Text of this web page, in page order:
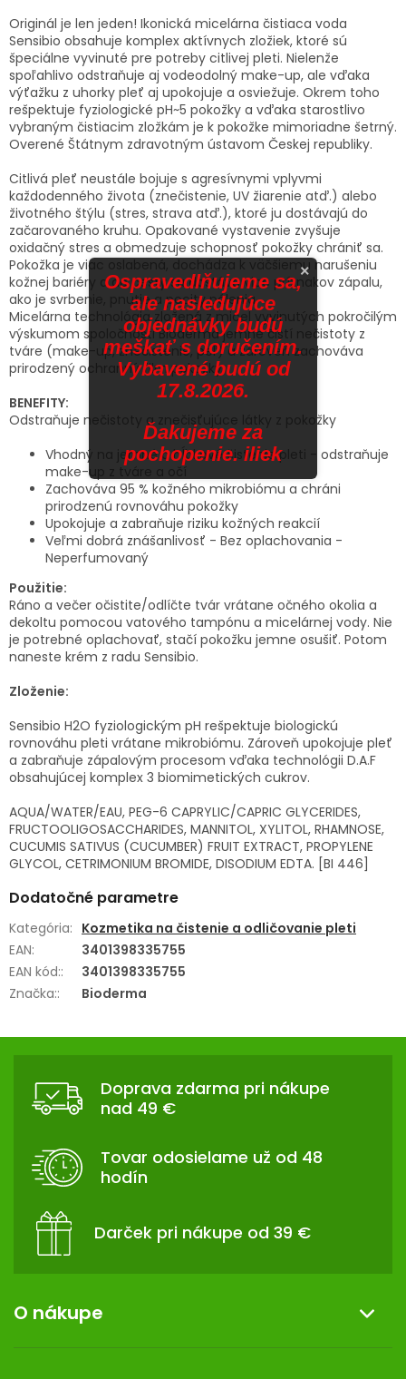
Originál je len jeden! Ikonická micelárna čistiaca voda
Sensibio obsahuje komplex aktívnych zložiek, ktoré sú
špeciálne vyvinuté pre potreby citlivej pleti. Nielenže
spoľahlivo odstraňuje aj vodeodolný make-up, ale vďaka
výťažku z uhorky pleť aj upokojuje a osviežuje. Okrem toho
rešpektuje fyziologické pH~5 pokožky a vďaka starostlivo
vybraným čistiacim zložkám je k pokožke mimoriadne šetrný.
Overené Štátnym zdravotným ústavom Českej republiky.
Citlivá pleť neustále bojuje s agresívnymi vplyvmi
každodenného života (znečistenie, UV žiarenie atď.) alebo
životného štýlu (stres, strava atď.), ktoré ju dostávajú do
začarovaného kruhu. Opakované vystavenie zvyšuje
oxidačný stres a obmedzuje schopnosť pokožky chrániť sa.
Pokožka je viac oslabená, dochádza k väčšiemu narušeniu
kožnej bariéry a do cesty sa dostáva viac príznakov zápalu,
ako je svrbenie, pnutie a pocity pálenia.
Micelárna technológia zložená z micel vyvinutých pokročilým
výskumom spoločnosti Bioderma jemne čistí nečistoty z
tváre (make-up, znečistenie, peľ) a zároveň zachováva
prirodzený ochranný film pokožky.
BENEFITY:
Odstraňuje nečistoty a znečisťujúce látky z pokožky
Vhodný na jemné a hĺbkové čistenie pleti - odstraňuje
make-up z tváre a očí
Zachováva 95 % kožného mikrobiómu a chráni
prirodzenú rovnováhu pokožky
Upokojuje a zabraňuje riziku kožných reakcií
Veľmi dobrá znášanlivosť - Bez oplachovania -
Neperfumovaný
Použitie:
Ráno a večer očistite/odlíčte tvár vrátane očného okolia a
dekoltu pomocou vatového tampónu a micelárnej vody. Nie
je potrebné oplachovať, stačí pokožku jemne osušiť. Potom
naneste krém z radu Sensibio.
Zloženie:
Sensibio H2O fyziologickým pH rešpektuje biologickú
rovnováhu pleti vrátane mikrobiómu. Zároveň upokojuje pleť
a zabraňuje zápalovým procesom vďaka technológii D.A.F
obsahujúcej komplex 3 biomimetických cukrov.
AQUA/WATER/EAU, PEG-6 CAPRYLIC/CAPRIC GLYCERIDES,
FRUCTOOLIGOSACCHARIDES, MANNITOL, XYLITOL, RHAMNOSE,
CUCUMIS SATIVUS (CUCUMBER) FRUIT EXTRACT, PROPYLENE
GLYCOL, CETRIMONIUM BROMIDE, DISODIUM EDTA. [BI 446]
Dodatočné parametre
Kategória: Kozmetika na čistenie a odličovanie pleti
EAN:
3401398335755
EAN kód::
3401398335755
Značka:: Bioderma
Z
Doprava zdarma pri nákupe
nad 49 €
Tovar odosielame už od 48
hodín
Darček pri nákupe od 39 €
O nákupe
×
Ospravedlňujeme sa,
ale nasledujúce
objednávky budú
meškať s doručením.
Vybavené budú od
17.8.2026.
Ďakujeme za
pochopenie. iliek